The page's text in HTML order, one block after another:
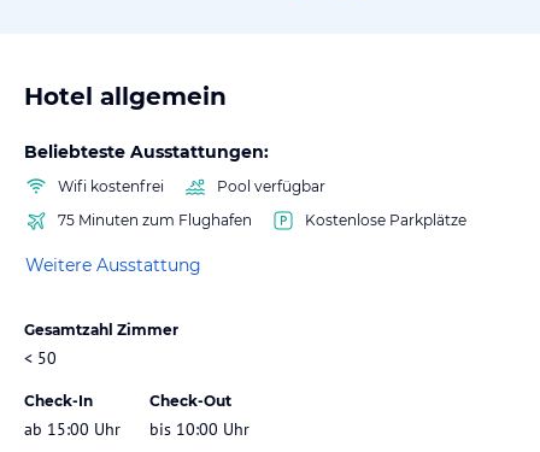
Hotel allgemein
Beliebteste Ausstattungen:
Wifi kostenfrei
Pool verfügbar
75 Minuten zum Flughafen
Kostenlose Parkplätze
Weitere Ausstattung
Gesamtzahl Zimmer
< 50
Check-In
ab 15:00 Uhr
Check-Out
bis 10:00 Uhr